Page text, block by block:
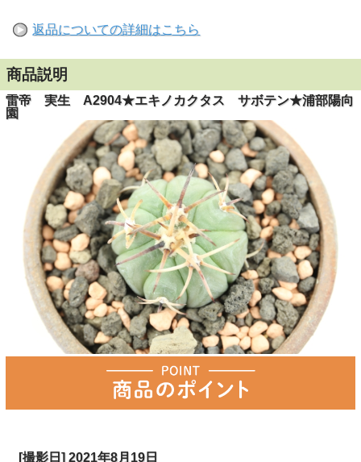
返品についての詳細はこちら
商品説明
雷帝 実生 A2904★エキノカクタス サボテン★浦部陽向
園
[撮影日] 2021年8月19日